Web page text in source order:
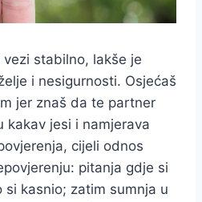
stabilno, lakše je
i nesigurnosti. Osjećaš
jer znaš da te partner
kakav jesi i namjerava
cijeli odnos
pitanja gdje si
kasnio; zatim sumnja u